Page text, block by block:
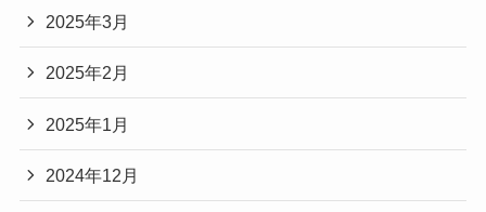
2025年3月
2025年2月
2025年1月
2024年12月